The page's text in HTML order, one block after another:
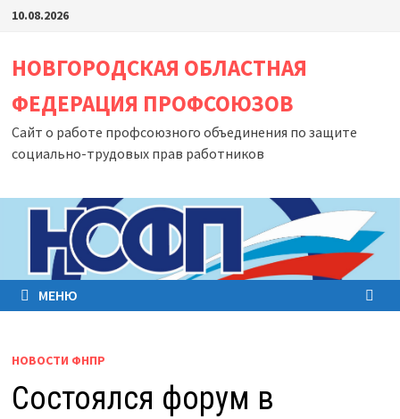
Перейти
содержимому
10.08.2026
НОВГОРОДСКАЯ ОБЛАСТНАЯ
ФЕДЕРАЦИЯ ПРОФСОЮЗОВ
Сайт о работе профсоюзного объединения по защите
социально-трудовых прав работников
МЕНЮ
НОВОСТИ ФНПР
Состоялся форум в